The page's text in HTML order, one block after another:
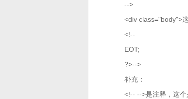
-->
<div class="body">
<!--
EOT;
?>-->
补充：
<!-- -->是注释，这个